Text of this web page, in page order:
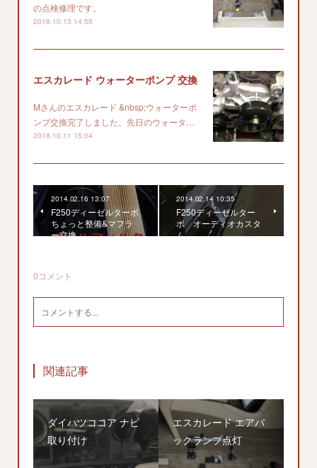
の点検修理です。
2018.10.13 14:58
エスカレード ウォーターポンプ 交換
Mさんのエスカレード &nbsp;ウォーターポ
ンプ交換完了しました。先日のウォータ…
2018.10.11 15:04
2014.02.16 13:07
F250ディーゼルターボ
ちょっと整備&マフラ
ー交換
2014.02.14 10:35
F250ディーゼルター
ボ オーディオカスタ
ム
0コメント
関連記事
ダイハツココア ナビ
取り付け
エスカレード エアバ
ックランプ点灯